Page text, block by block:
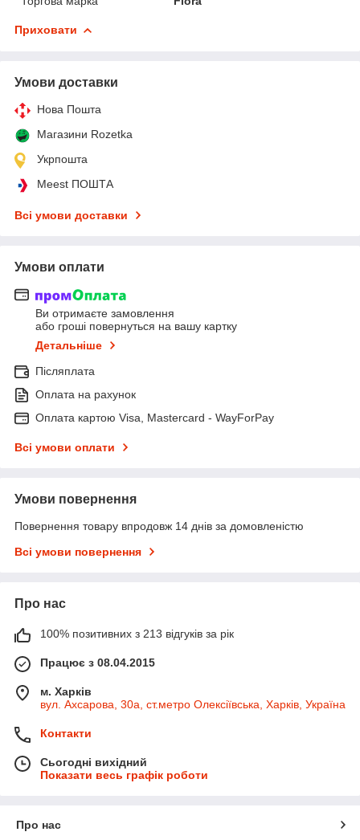
Приховати
Умови доставки
Нова Пошта
Магазини Rozetka
Укрпошта
Meest ПОШТА
Всі умови доставки
Умови оплати
Ви отримаєте замовлення
або гроші повернуться на вашу картку
Детальніше
Післяплата
Оплата на рахунок
Оплата картою Visa, Mastercard - WayForPay
Всі умови оплати
Умови повернення
Повернення товару впродовж 14 днів за домовленістю
Всі умови повернення
Про нас
100% позитивних з 213 відгуків за рік
Працює з 08.04.2015
м. Харків
вул. Ахсарова, 30а, ст.метро Олексіївська, Харків, Україна
Контакти
Сьогодні вихідний
Показати весь графік роботи
Про нас